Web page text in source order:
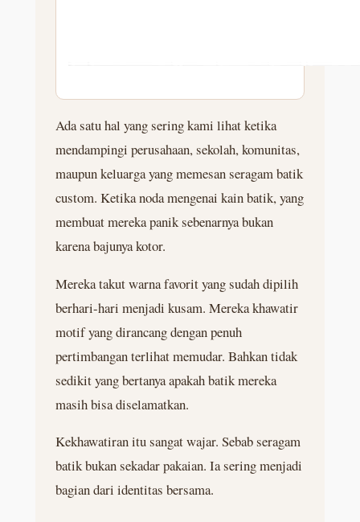
Ada satu hal yang sering kami lihat ketika
mendampingi perusahaan, sekolah, komunitas,
maupun keluarga yang memesan seragam batik
custom. Ketika noda mengenai kain batik, yang
membuat mereka panik sebenarnya bukan
karena bajunya kotor.
Mereka takut warna favorit yang sudah dipilih
berhari-hari menjadi kusam. Mereka khawatir
motif yang dirancang dengan penuh
pertimbangan terlihat memudar. Bahkan tidak
sedikit yang bertanya apakah batik mereka
masih bisa diselamatkan.
Kekhawatiran itu sangat wajar. Sebab seragam
batik bukan sekadar pakaian. Ia sering menjadi
bagian dari identitas bersama.